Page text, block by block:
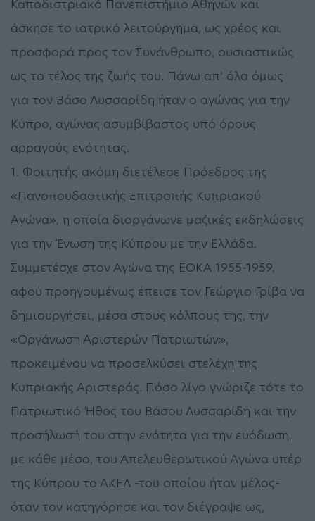
Καποδιστριακό Πανεπιστήμιο Αθηνών και
άσκησε το ιατρικό λειτούργημα, ως χρέος και
προσφορά προς τον Συνάνθρωπο, ουσιαστικώς
ως το τέλος της ζωής του. Πάνω απ’ όλα όμως
για τον Βάσο Λυσσαρίδη ήταν ο αγώνας για την
Κύπρο, αγώνας ασυμβίβαστος υπό όρους
αρραγούς ενότητας.
1. Φοιτητής ακόμη διετέλεσε Πρόεδρος της
«Πανσπουδαστικής Επιτροπής Κυπριακού
Αγώνα», η οποία διοργάνωνε μαζικές εκδηλώσεις
για την Ένωση της Κύπρου με την Ελλάδα.
Συμμετέσχε στον Αγώνα της ΕΟΚΑ 1955-1959,
αφού προηγουμένως έπεισε τον Γεώργιο Γρίβα να
δημιουργήσει, μέσα στους κόλπους της, την
«Οργάνωση Αριστερών Πατριωτών»,
προκειμένου να προσελκύσει στελέχη της
Κυπριακής Αριστεράς. Πόσο λίγο γνώριζε τότε το
Πατριωτικό Ήθος του Βάσου Λυσσαρίδη και την
προσήλωσή του στην ενότητα για την ευόδωση,
με κάθε μέσο, του Απελευθερωτικού Αγώνα υπέρ
της Κύπρου το ΑΚΕΛ -του οποίου ήταν μέλος-
όταν τον κατηγόρησε και τον διέγραψε ως,